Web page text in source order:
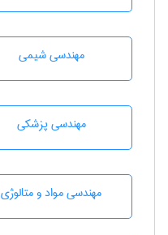
مهندسي شيمی
مهندسی پزشکی
مهندسی مواد و متالوژی